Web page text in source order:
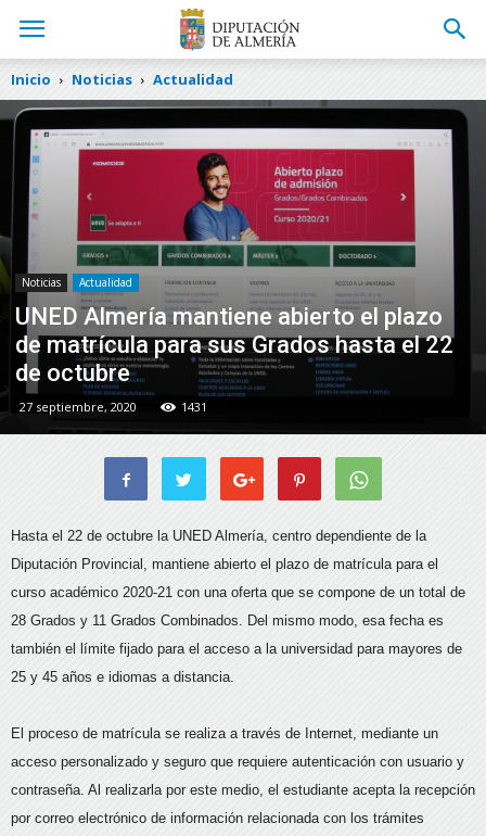
Inicio Noticias Actualidad
Noticias Actualidad
UNED Almería mantiene abierto el plazo
de matrícula para sus Grados hasta el 22
de octubre
27 septiembre, 2020 1431
Hasta el 22 de octubre la UNED Almería, centro dependiente de la
Diputación Provincial, mantiene abierto el plazo de matrícula para el
curso académico 2020-21 con una oferta que se compone de un total de
28 Grados y 11 Grados Combinados. Del mismo modo, esa fecha es
también el límite fijado para el acceso a la universidad para mayores de
25 y 45 años e idiomas a distancia.
El proceso de matrícula se realiza a través de Internet, mediante un
acceso personalizado y seguro que requiere autenticación con usuario y
contraseña. Al realizarla por este medio, el estudiante acepta la recepción
por correo electrónico de información relacionada con los trámites